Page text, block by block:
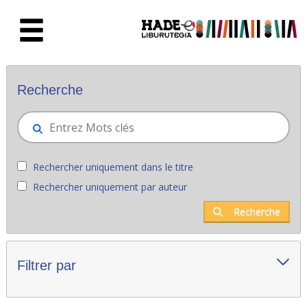
Nouveaux livres - Liburutegia
Recherche
Rechercher uniquement dans le titre
Rechercher uniquement par auteur
Recherche
Filtrer par